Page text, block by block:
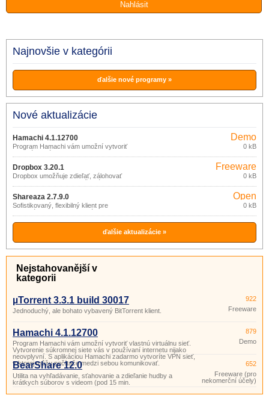
Najnovšie v kategórii
ďalšie nové programy »
Nové aktualizácie
Hamachi 4.1.12700
Program Hamachi vám umožní vytvoriť
vlastnú virtuálnu sieť. Vytvorenie
súkromnej siete vás v používaní
internetu nijako neovplyvní. S aplikáciou
Hamachi zadarmo vytvoríte VPN sieť,
v ktorej môžu počítače medzi sebou
komunikovať.
Demo
0 kB
Dropbox 3.20.1
Dropbox umožňuje zdieľať, zálohovať
alebo synchronizovať vaše súbory
prostredníctvom online služby (zadarmo
do 2GB dát).
Freeware
0 kB
Shareaza 2.7.9.0
Sofistikovaný, flexibilný klient pre
vyhľadávanie a zdieľanie súborov v P2P
sieťach eDonkey2000, Gnutella,
BitTorrent a Gnutella2 (G2).
Open
source
(gpl)
0 kB
ďalšie aktualizácie »
Nejstahovanější v
kategorii
µTorrent 3.3.1 build 30017
Jednoduchý, ale bohato vybavený BitTorrent klient.
922
Freeware
Hamachi 4.1.12700
Program Hamachi vám umožní vytvoriť vlastnú virtuálnu sieť.
Vytvorenie súkromnej siete vás v používaní internetu nijako
neovplyvní. S aplikáciou Hamachi zadarmo vytvoríte VPN sieť,
v ktorej môžu počítače medzi sebou komunikovať.
879
Demo
BearShare 12.0
Utilita na vyhľadávanie, sťahovanie a zdieľanie hudby a
krátkych súborov s videom (pod 15 min.
652
Freeware (pro
nekomerční účely)